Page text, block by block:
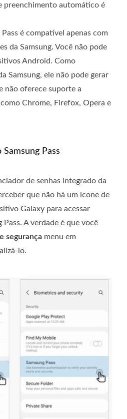
preenchimento automático é
é compatível apenas com
da Samsung. Você não pode
Android. Como
Samsung, ele não pode gerar
não oferece suporte a
Chrome, Firefox, Opera e
Pass
de senhas integrado da
que não há um ícone de
Galaxy para acessar
A verdade é que você
segurança menu em
lo.